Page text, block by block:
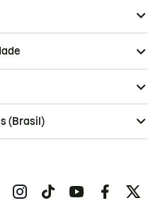
(Brasil)